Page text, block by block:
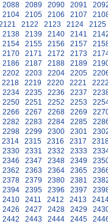
2088 2089 2090 2091
2104 2105 2106 2107
2122 2123 2124
2125
2138 2139 2140 2141
2154 2155 2156 2157
2170 2171 2172 2173
2186 2187 2188 2189
2202 2203 2204 2205
2218 2219 2220 2221
2234 2235 2236 2237
2250 2251 2252 2253
2266 2267 2268 2269
2282 2283 2284 2285
2298 2299 2300 2301
2314 2315 2316 2317
2330 2331 2332 2333
2346 2347 2348 2349
2362 2363 2364 2365
2378 2379 2380 2381
2394 2395 2396 2397
2410 2411 2412 2413
2426 2427 2428 2429
2442 2443 2444 2445